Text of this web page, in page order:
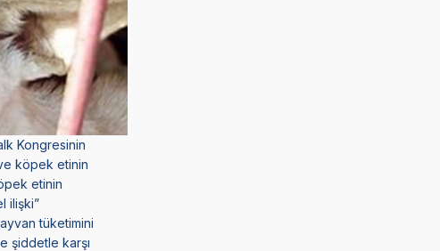
Kongresinin
köpek etinin
etinin
ilişki”
tüketimini
şiddetle karşı